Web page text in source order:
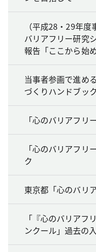
（平成28・29年
バリアフリー研究
報告「ここから始
当事者参画で進め
づくりハンドブック
「心のバリアフリ
「心のバリアフリ
ク
東京都「心のバリ
「『心のバリアフ
ンクール」過去の